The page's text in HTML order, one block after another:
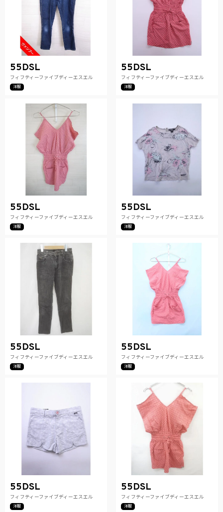
55DSL
フィフティーファイブディーエスエル
洋服
55DSL
フィフティーファイブディーエスエル
洋服
55DSL
フィフティーファイブディーエスエル
洋服
55DSL
フィフティーファイブディーエスエル
洋服
55DSL
フィフティーファイブディーエスエル
洋服
55DSL
フィフティーファイブディーエスエル
洋服
55DSL
フィフティーファイブディーエスエル
洋服
55DSL
フィフティーファイブディーエスエル
洋服